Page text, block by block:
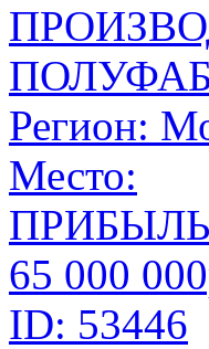
Регион:
Место:
65 000
ID: 53446